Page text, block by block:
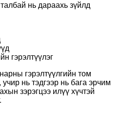
нь дараахь зүйлд
гэрэлтүүлэг
гэрэлтүүлгийн том
учир нь тэдгээр нь бага эрчим
зэрэгцээ илүү хүчтэй